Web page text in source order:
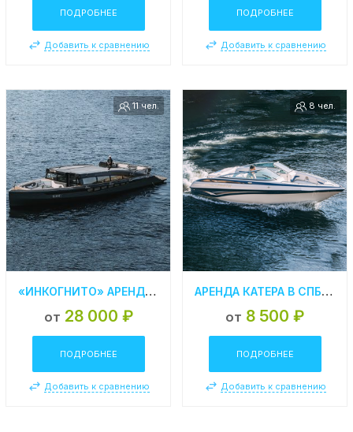
ПОДРОБНЕЕ
Добавить к сравнению
ПОДРОБНЕЕ
Добавить к сравнению
11 чел.
«ИНКОГНИТО» АРЕНДА МОТОРНОЙ ЯХТЫ В СПБ
от 28 000 ₽
ПОДРОБНЕЕ
Добавить к сравнению
8 чел.
АРЕНДА КАТЕРА В СПБ «СROWNLINE 210 SS»
от 8 500 ₽
ПОДРОБНЕЕ
Добавить к сравнению